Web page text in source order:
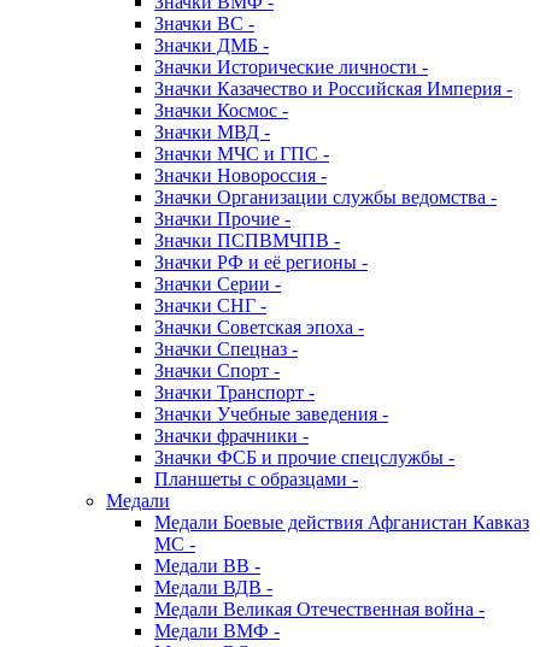
Значки ВС -
Значки ДМБ -
Значки Исторические личности -
Значки Казачество и Российская Империя -
Значки Космос -
Значки МВД -
Значки МЧС и ГПС -
Значки Новороссия -
Значки Организации службы ведомства -
Значки Прочие -
Значки ПСПВМЧПВ -
Значки РФ и её регионы -
Значки Серии -
Значки СНГ -
Значки Советская эпоха -
Значки Спецназ -
Значки Спорт -
Значки Транспорт -
Значки Учебные заведения -
Значки фрачники -
Значки ФСБ и прочие спецслужбы -
Планшеты с образцами -
Медали
Медали Боевые действия Афганистан Кавказ
МС -
Медали ВВ -
Медали ВДВ -
Медали Великая Отечественная война -
Медали ВМФ -